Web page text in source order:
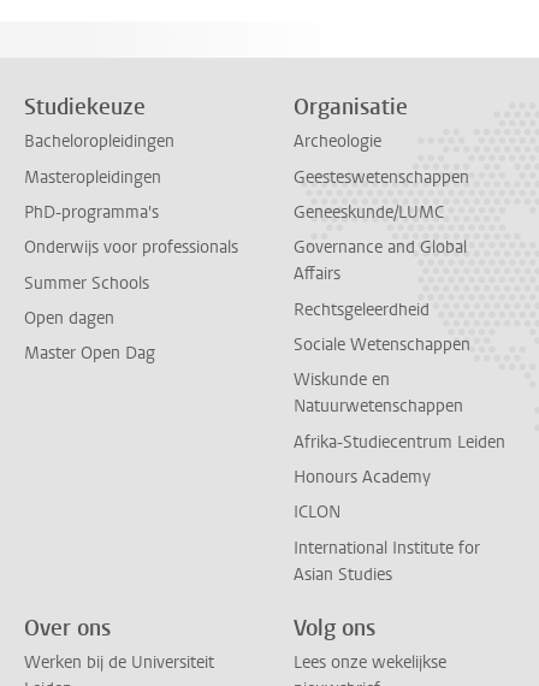
Studiekeuze
Bacheloropleidingen
Masteropleidingen
PhD-programma's
Onderwijs voor professionals
Summer Schools
Open dagen
Master Open Dag
Organisatie
Archeologie
Geesteswetenschappen
Geneeskunde/LUMC
Governance and Global
Affairs
Rechtsgeleerdheid
Sociale Wetenschappen
Wiskunde en
Natuurwetenschappen
Afrika-Studiecentrum Leiden
Honours Academy
ICLON
International Institute for
Asian Studies
Over ons
Werken bij de Universiteit
Volg ons
Lees onze wekelijkse